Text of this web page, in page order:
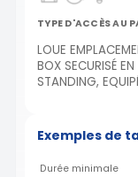
TYPE D'ACCÈS AU
LOUE
BOX SECURISÉ
STANDING,
Exemples de
Durée minimale